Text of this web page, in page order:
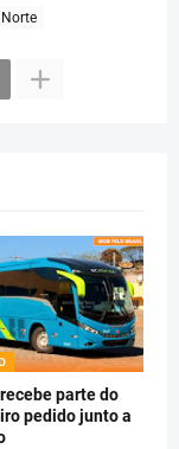
parte do
pedido junto a